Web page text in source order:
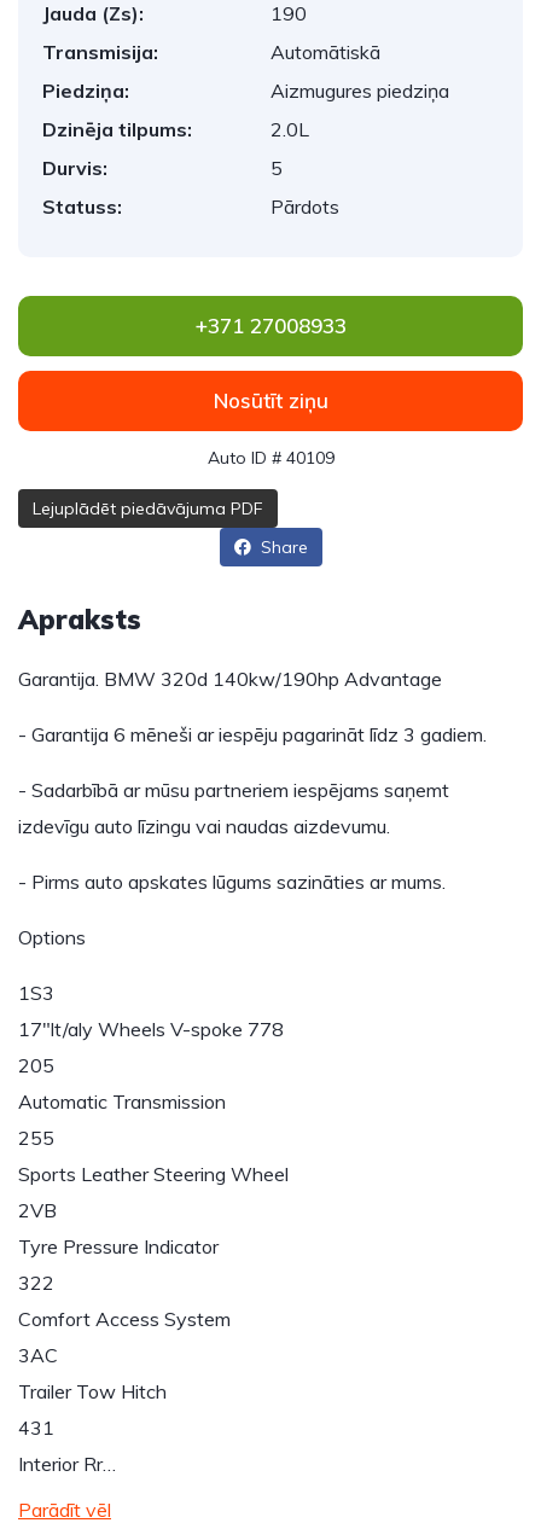
Jauda (Zs):
190
Transmisija:
Automātiskā
Piedziņa:
Aizmugures piedziņa
Dzinēja tilpums:
2.0L
Durvis:
5
Statuss:
Pārdots
+371 27008933
Nosūtīt ziņu
Auto ID # 40109
Lejuplādēt piedāvājuma PDF
Share
Apraksts
Garantija. BMW 320d 140kw/190hp Advantage
- Garantija 6 mēneši ar iespēju pagarināt līdz 3 gadiem.
- Sadarbībā ar mūsu partneriem iespējams saņemt
izdevīgu auto līzingu vai naudas aizdevumu.
- Pirms auto apskates lūgums sazināties ar mums.
Options
1S3
17"lt/aly Wheels V-spoke 778
205
Automatic Transmission
255
Sports Leather Steering Wheel
2VB
Tyre Pressure Indicator
322
Comfort Access System
3AC
Trailer Tow Hitch
431
Interior Rr…
Parādīt vēl